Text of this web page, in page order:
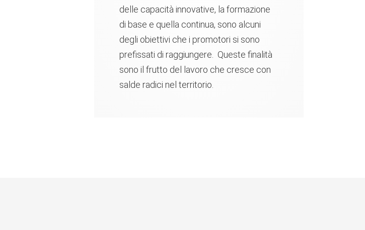
delle capacità innovative, la formazione
di base e quella continua, sono alcuni
degli obiettivi che i promotori si sono
prefissati di raggiungere. Queste finalità
sono il frutto del lavoro che cresce con
salde radici nel territorio.